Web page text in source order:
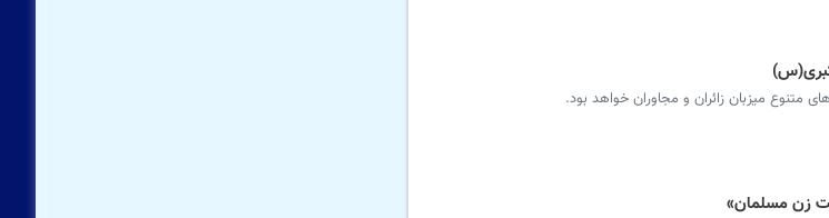
میزبان زائران و مجاوران خواهد بود.
زن مسلمان»